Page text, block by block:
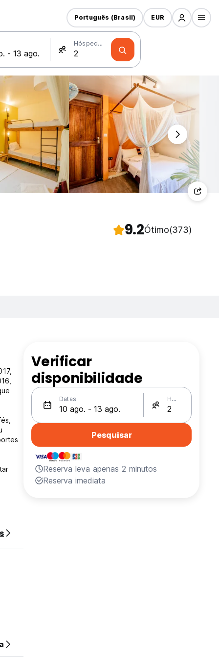
Hóspedes
Português (Brasil) EUR
9.2Ótimo(373)
Verificar
disponibilidade
Datas Hóspedes
Pesquisar
Reserva leva apenas 2 minutos
Reserva imediata